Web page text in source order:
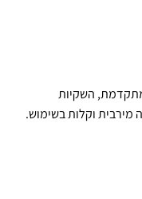
מתקדמת, השקיות
מירבית וקלות בשימוש.